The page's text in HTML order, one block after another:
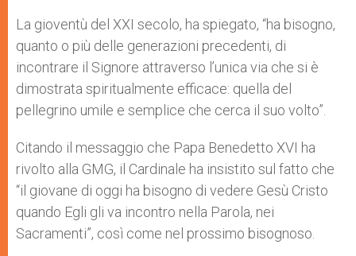
La gioventù del XXI secolo, ha spiegato, “ha bisogno,
quanto o più delle generazioni precedenti, di
incontrare il Signore attraverso l’unica via che si è
dimostrata spiritualmente efficace: quella del
pellegrino umile e semplice che cerca il suo volto”.
Citando il messaggio che Papa Benedetto XVI ha
rivolto alla GMG, il Cardinale ha insistito sul fatto che
“il giovane di oggi ha bisogno di vedere Gesù Cristo
quando Egli gli va incontro nella Parola, nei
Sacramenti”, così come nel prossimo bisognoso.